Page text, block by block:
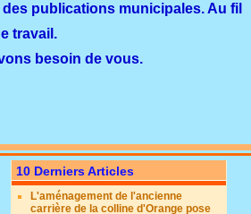
publications municipales. Au fil
travail.
besoin de vous.
10 Derniers Articles
L'aménagement de l'ancienne
carrière de la colline d'Orange pose